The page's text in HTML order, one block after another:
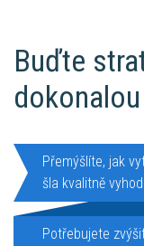
Buďte
Přemýšlíte, jak
šla kvalitně
Potřebujete